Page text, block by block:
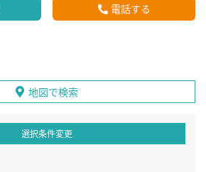
電話する
地図で検索
選択条件変更